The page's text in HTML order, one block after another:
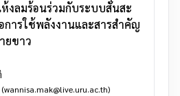
งลมร้อนร่วมกับระบบสั่นสะ
การใช้พลังงานและสารสำคัญ
ยขาว
(wannisa.mak@live.uru.ac.th)